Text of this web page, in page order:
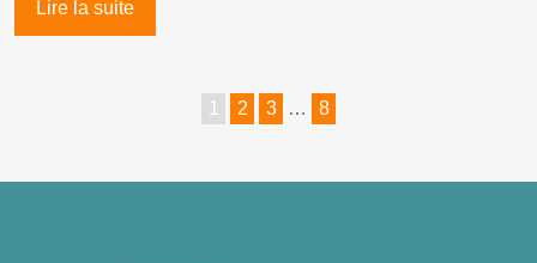
Lire la suite
1 2 3 … 8